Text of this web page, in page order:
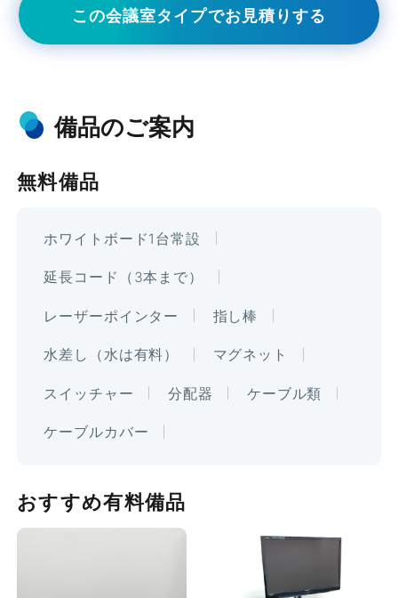
この会議室タイプでお見積りする
備品のご案内
無料備品
ホワイトボード1台常設
延長コード（3本まで）
レーザーポインター 指し棒
水差し（水は有料） マグネット
スイッチャー 分配器 ケーブル類
ケーブルカバー
おすすめ有料備品